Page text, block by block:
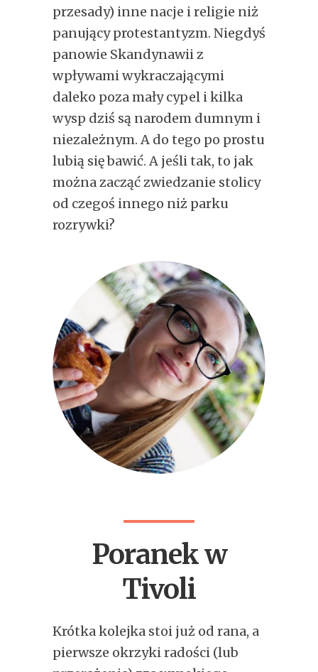
przesady) inne nacje i religie niż
panujący protestantyzm. Niegdyś
panowie Skandynawii z
wpływami wykraczającymi
daleko poza mały cypel i kilka
wysp dziś są narodem dumnym i
niezależnym. A do tego po prostu
lubią się bawić. A jeśli tak, to jak
można zacząć zwiedzanie stolicy
od czegoś innego niż parku
rozrywki?
Poranek w
Tivoli
Krótka kolejka stoi już od rana, a
pierwsze okrzyki radości (lub